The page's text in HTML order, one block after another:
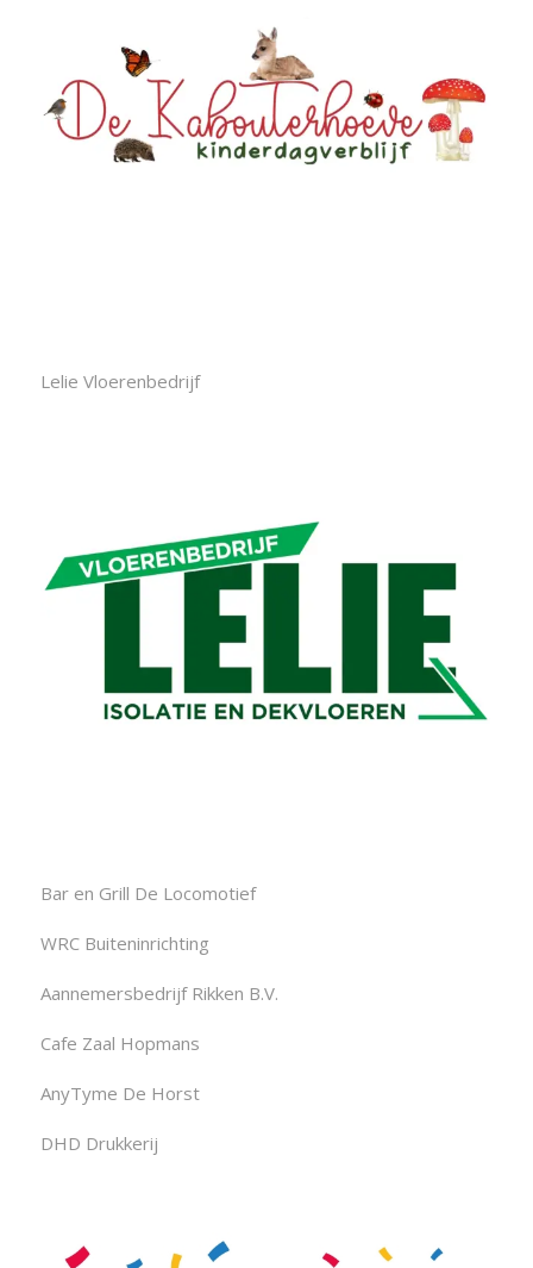
Lelie Vloerenbedrijf
Bar en Grill De Locomotief
WRC Buiteninrichting
Aannemersbedrijf Rikken B.V.
Cafe Zaal Hopmans
AnyTyme De Horst
DHD Drukkerij